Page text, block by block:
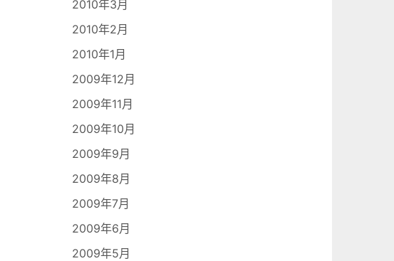
2010年3月
2010年2月
2010年1月
2009年12月
2009年11月
2009年10月
2009年9月
2009年8月
2009年7月
2009年6月
2009年5月